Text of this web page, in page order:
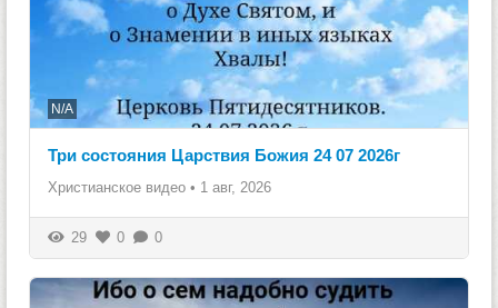
N/A
Три состояния Царствия Божия 24 07 2026г
Христианское видео • 1 авг, 2026
29 0 0